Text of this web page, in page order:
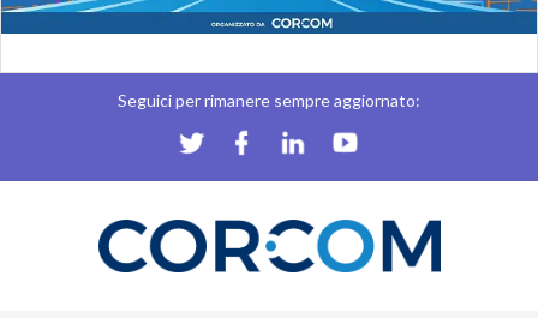
Seguici per rimanere sempre aggiornato: